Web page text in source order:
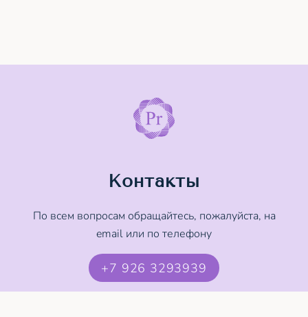
Контакты
По всем вопросам обращайтесь, пожалуйста, на
email или по телефону
+7 926 3293939